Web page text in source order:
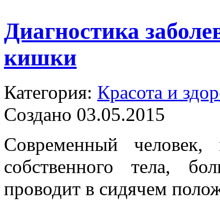
Диагностика
кишки
Категория: Красота и
Создано 03.05.2015
Современный
собственного тела,
проводит в сидячем